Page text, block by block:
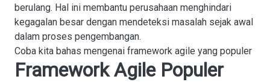
berulang. Hal ini membantu perusahaan menghindari
kegagalan besar dengan mendeteksi masalah sejak awal
dalam proses pengembangan.
Coba kita bahas mengenai framework agile yang populer
Framework Agile Populer